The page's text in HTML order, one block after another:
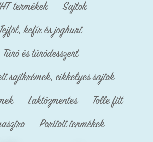
termékek
Sajtok
Tejföl, kefír és joghurt
Túró és túródesszert
sajtkrémek, cikkelyes sajtok
Laktózmentes
Tolle fitt
Porított termékek